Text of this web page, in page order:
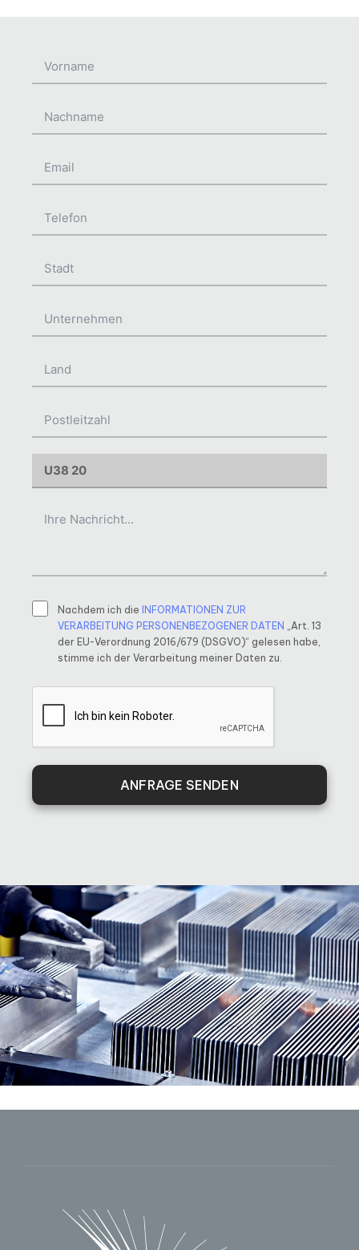
Nachdem ich die INFORMATIONEN ZUR
VERARBEITUNG PERSONENBEZOGENER DATEN
„Art. 13
der EU-Verordnung 2016/679 (DSGVO)“ gelesen habe,
stimme ich der Verarbeitung meiner Daten zu.
ANFRAGE SENDEN